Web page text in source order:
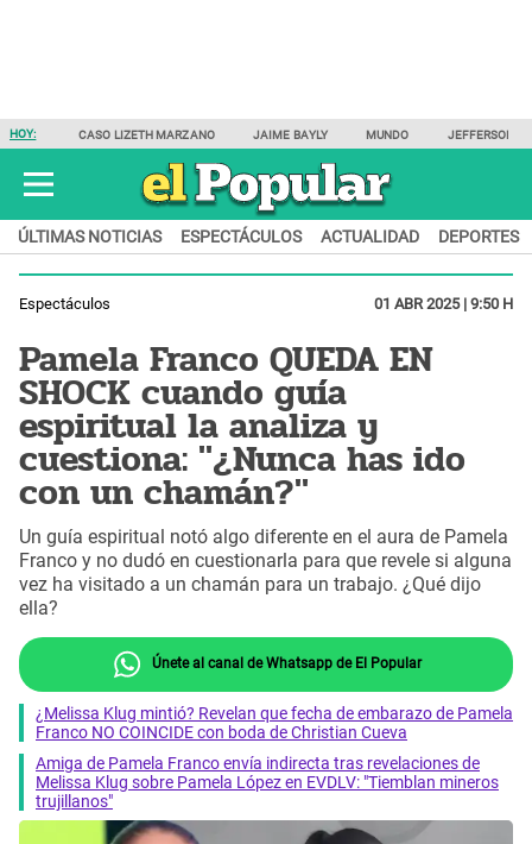
HOY: CASO LIZETH MARZANO JAIME BAYLY MUNDO JEFFERSON
ÚLTIMAS NOTICIAS ESPECTÁCULOS ACTUALIDAD DEPORTES
Espectáculos 01 ABR 2025 | 9:50 H
Pamela Franco QUEDA EN
SHOCK cuando guía
espiritual la analiza y
cuestiona: "¿Nunca has ido
con un chamán?"
Un guía espiritual notó algo diferente en el aura de Pamela
Franco y no dudó en cuestionarla para que revele si alguna
vez ha visitado a un chamán para un trabajo. ¿Qué dijo
ella?
Únete al canal de Whatsapp de El Popular
¿Melissa Klug mintió? Revelan que fecha de embarazo de Pamela
Franco NO COINCIDE con boda de Christian Cueva
Amiga de Pamela Franco envía indirecta tras revelaciones de
Melissa Klug sobre Pamela López en EVDLV: "Tiemblan mineros
trujillanos"